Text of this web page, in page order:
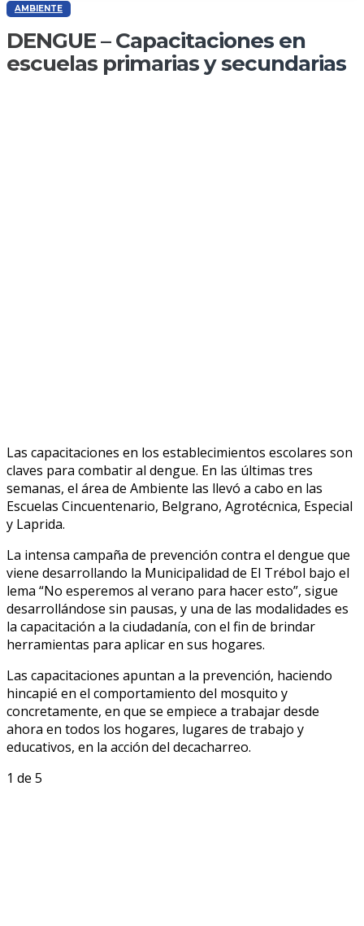
AMBIENTE
DENGUE – Capacitaciones en
escuelas primarias y secundarias
Las capacitaciones en los establecimientos escolares son
claves para combatir al dengue. En las últimas tres
semanas, el área de Ambiente las llevó a cabo en las
Escuelas Cincuentenario, Belgrano, Agrotécnica, Especial
y Laprida.
La intensa campaña de prevención contra el dengue que
viene desarrollando la Municipalidad de El Trébol bajo el
lema “No esperemos al verano para hacer esto”, sigue
desarrollándose sin pausas, y una de las modalidades es
la capacitación a la ciudadanía, con el fin de brindar
herramientas para aplicar en sus hogares.
Las capacitaciones apuntan a la prevención, haciendo
hincapié en el comportamiento del mosquito y
concretamente, en que se empiece a trabajar desde
ahora en todos los hogares, lugares de trabajo y
educativos, en la acción del decacharreo.
1 de 5